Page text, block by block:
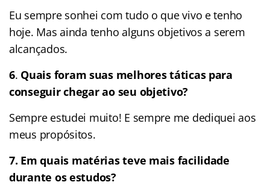
Eu sempre sonhei com tudo o que vivo e tenho
hoje. Mas ainda tenho alguns objetivos a serem
alcançados.
6. Quais foram suas melhores táticas para
conseguir chegar ao seu objetivo?
Sempre estudei muito! E sempre me dediquei aos
meus propósitos.
7. Em quais matérias teve mais facilidade
durante os estudos?